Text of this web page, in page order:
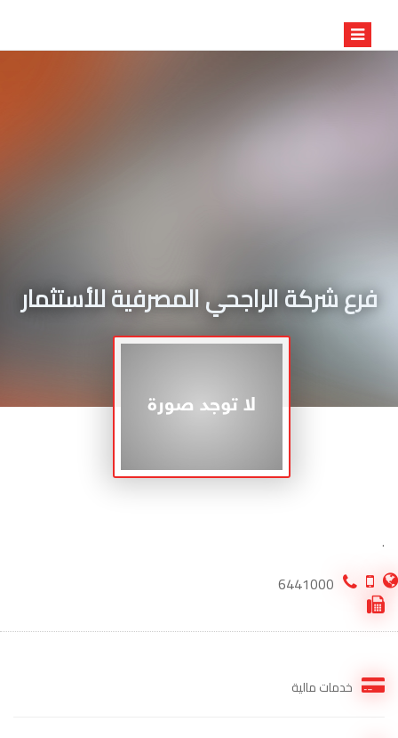
فرع شركة الراجحي المصرفية للأستثمار
.
6441000
خدمات مالية